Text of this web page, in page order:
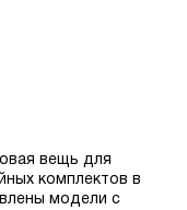
вещь для
комплектов в
модели с